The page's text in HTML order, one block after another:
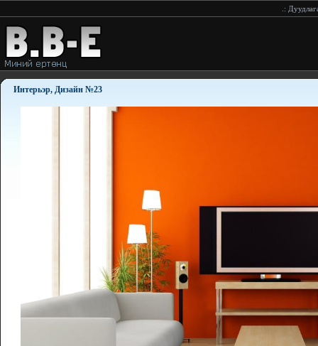
Дуудлагаар принтерийн хор хүргэнэ.89181154
Интерьэр, Дизайн №23